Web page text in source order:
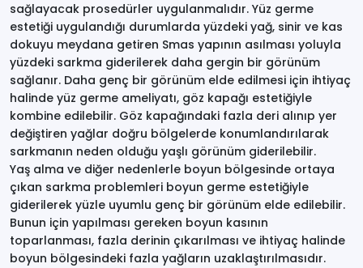
sağlayacak prosedürler uygulanmalıdır. Yüz germe
estetiği uygulandığı durumlarda yüzdeki yağ, sinir ve kas
dokuyu meydana getiren Smas yapının asılması yoluyla
yüzdeki sarkma giderilerek daha gergin bir görünüm
sağlanır. Daha genç bir görünüm elde edilmesi için ihtiyaç
halinde yüz germe ameliyatı, göz kapağı estetiğiyle
kombine edilebilir. Göz kapağındaki fazla deri alınıp yer
değiştiren yağlar doğru bölgelerde konumlandırılarak
sarkmanın neden olduğu yaşlı görünüm giderilebilir.
Yaş alma ve diğer nedenlerle boyun bölgesinde ortaya
çıkan sarkma problemleri boyun germe estetiğiyle
giderilerek yüzle uyumlu genç bir görünüm elde edilebilir.
Bunun için yapılması gereken boyun kasının
toparlanması, fazla derinin çıkarılması ve ihtiyaç halinde
boyun bölgesindeki fazla yağların uzaklaştırılmasıdır.